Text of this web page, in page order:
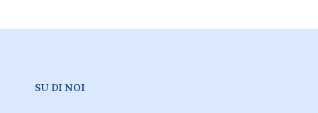
SU DI NOI